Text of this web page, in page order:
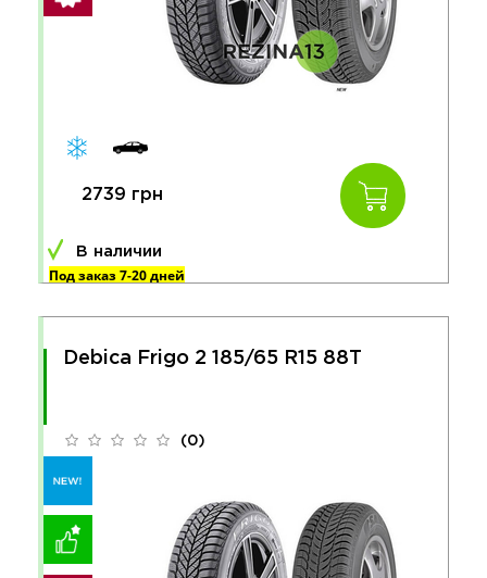
2739 грн
В наличии
Под заказ 7-20 дней
Debica Frigo 2 185/65 R15 88T
(0)